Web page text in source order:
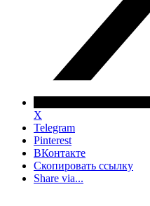
X
Telegram
Pinterest
ВКонтакте
Скопировать ссылку
Share via...